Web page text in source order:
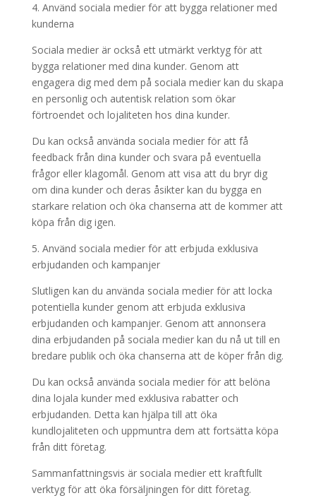
4. Använd sociala medier för att bygga relationer med
kunderna
Sociala medier är också ett utmärkt verktyg för att
bygga relationer med dina kunder. Genom att
engagera dig med dem på sociala medier kan du skapa
en personlig och autentisk relation som ökar
förtroendet och lojaliteten hos dina kunder.
Du kan också använda sociala medier för att få
feedback från dina kunder och svara på eventuella
frågor eller klagomål. Genom att visa att du bryr dig
om dina kunder och deras åsikter kan du bygga en
starkare relation och öka chanserna att de kommer att
köpa från dig igen.
5. Använd sociala medier för att erbjuda exklusiva
erbjudanden och kampanjer
Slutligen kan du använda sociala medier för att locka
potentiella kunder genom att erbjuda exklusiva
erbjudanden och kampanjer. Genom att annonsera
dina erbjudanden på sociala medier kan du nå ut till en
bredare publik och öka chanserna att de köper från dig.
Du kan också använda sociala medier för att belöna
dina lojala kunder med exklusiva rabatter och
erbjudanden. Detta kan hjälpa till att öka
kundlojaliteten och uppmuntra dem att fortsätta köpa
från ditt företag.
Sammanfattningsvis är sociala medier ett kraftfullt
verktyg för att öka försäljningen för ditt företag.